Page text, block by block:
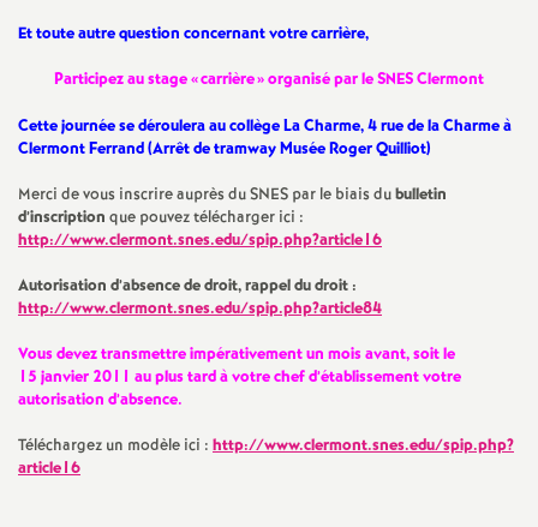
s
E
n
i
g
Et toute autre question concernant votre carrière,
Participez au stage «carrière» organisé par le SNES Clermont
Cette journée se déroulera au collège La Charme, 4 rue de la Charme à
Clermont Ferrand (Arrêt de tramway Musée Roger Quilliot)
Merci de vous inscrire auprès du SNES par le biais dubulletin
d’inscription que pouvez télécharger ici :
http://www.clermont.snes.edu/spip.php?article16
Autorisation d’absence de droit, rappel du droit :
http://www.clermont.snes.edu/spip.php?article84
Vous devez transmettre impérativement un mois avant, soit le
15 janvier 2011 au plus tard à votre chef d’établissement votre
autorisation d’absence.
Téléchargez un modèle ici : http://www.clermont.snes.edu/spip.php?
article16